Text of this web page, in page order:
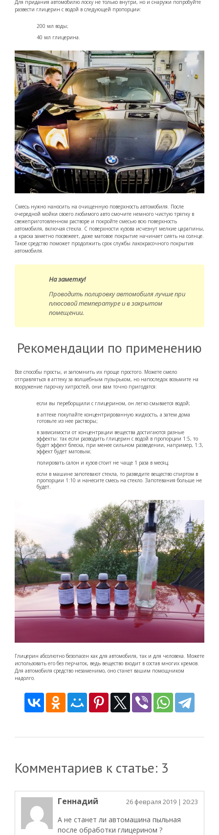
Для придания автомобилю лоску не только внутри, но и снаружи попробуйте
развести глицерин с водой в следующей пропорции:
200 мл воды;
40 мл глицерина.
Смесь нужно наносить на очищенную поверхность автомобиля. После
очередной мойки своего любимого авто смочите немного чистую тряпку в
свежеприготовленном растворе и покройте смесью всю поверхность
автомобиля, включая стекла. С поверхности кузова исчезнут мелкие царапины,
а краска заметно посвежеет, даже матовое покрытие начинает сиять на солнце.
Такое средство поможет продолжить срок службы лакокрасочного покрытия
автомобиля.
На заметку!
Проводить полировку автомобиля лучше при
плюсовой температуре и в закрытом
помещении.
Рекомендации по применению
Все способы просты, и запомнить их проще простого. Можете смело
отправляться в аптеку за волшебным пузырьком, но напоследок возьмите на
вооружение парочку хитростей, они вам точно пригодятся:
если вы переборщили с глицерином, он легко смывается водой;
в аптеке покупайте концентрированную жидкость, а затем дома
готовьте из нее растворы;
в зависимости от концентрации вещества достигаются разные
эффекты: так если разводить глицерин с водой в пропорции 1:5, то
будет эффект блеска, при менее сильном разведении, например, 1:3,
эффект будет матовым;
полировать салон и кузов стоит не чаще 1 раза в месяц;
если в машине запотевают стекла, то разведите вещество спиртом в
пропорции 1:10 и нанесите смесь на стекло. Запотевания больше не
будет.
Глицерин абсолютно безопасен как для автомобиля, так и для человека. Можете
использовать его без перчаток, ведь вещество входит в состав многих кремов.
Для автомобиля средство незаменимо, оно станет вашим помощником
надолго.
Комментариев к статье: 3
Геннадий 26 февраля 2019 | 20:23
А не станет ли автомашина пыльная
после обработки глицерином ?